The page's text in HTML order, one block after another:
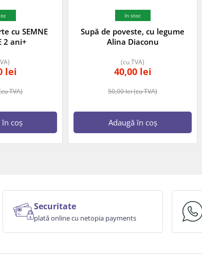
cu SEMNE
2 ani+
TVA)
lei
în coș
In stoc
Supă de poveste, cu legume
Alina Diaconu
50,00lei(cu TVA)
40,00 lei
(cu TVA)
Adaugă în coș
Securitate
plată online cu netopia payments